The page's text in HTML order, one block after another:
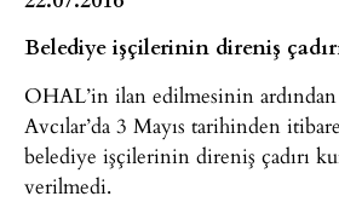
Belediye işçilerinin direniş
OHAL’in ilan edilmesinin
Avcılar’da 3 Mayıs tarihinden
belediye işçilerinin direniş çadırı
verilmedi.